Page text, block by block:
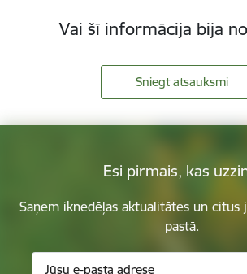
Vai šī informācija bija
Sniegt atsauksmi
Esi pirmais, kas
Saņem iknedēļas aktualitātes un citus
pastā.